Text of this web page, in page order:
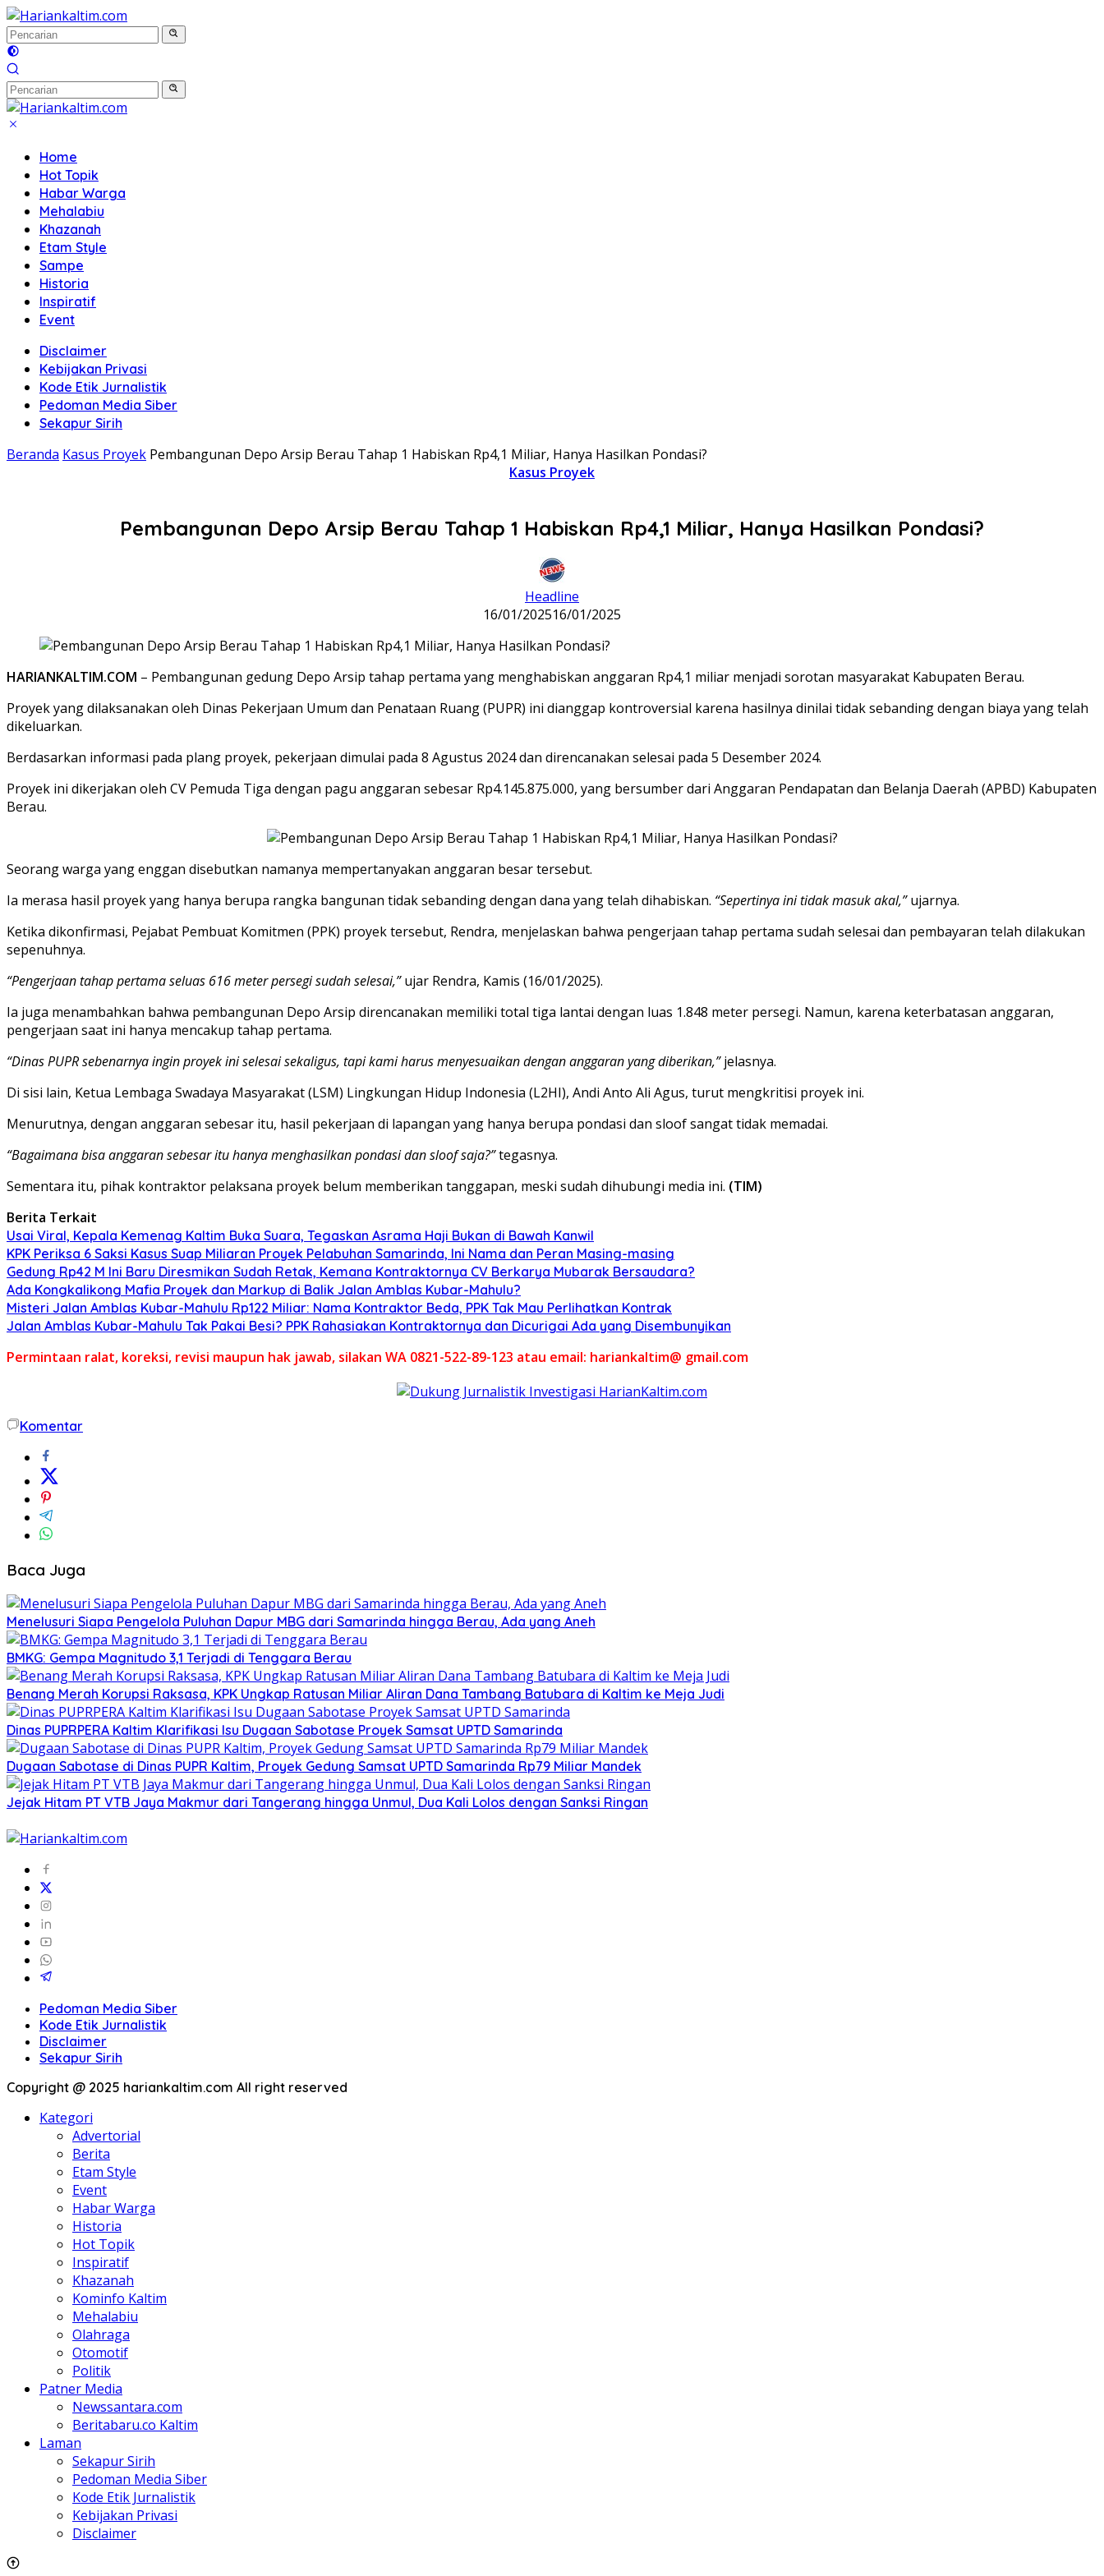
Langsung
ke
konten
Home
Hot Topik
Habar Warga
Mehalabiu
Khazanah
Etam Style
Sampe
Historia
Inspiratif
Event
Disclaimer
Kebijakan Privasi
Kode Etik Jurnalistik
Pedoman Media Siber
Sekapur Sirih
Beranda Kasus Proyek Pembangunan Depo Arsip Berau Tahap 1 Habiskan Rp4,1 Miliar, Hanya Hasilkan Pondasi?
Kasus Proyek
Pembangunan Depo Arsip Berau Tahap 1 Habiskan Rp4,1 Miliar, Hanya Hasilkan Pondasi?
Headline
16/01/202516/01/2025
HARIANKALTIM.COM – Pembangunan gedung Depo Arsip tahap pertama yang menghabiskan anggaran Rp4,1 miliar menjadi sorotan masyarakat Kabupaten Berau.
Proyek yang dilaksanakan oleh Dinas Pekerjaan Umum dan Penataan Ruang (PUPR) ini dianggap kontroversial karena hasilnya dinilai tidak sebanding dengan biaya yang telah
dikeluarkan.
Berdasarkan informasi pada plang proyek, pekerjaan dimulai pada 8 Agustus 2024 dan direncanakan selesai pada 5 Desember 2024.
Proyek ini dikerjakan oleh CV Pemuda Tiga dengan pagu anggaran sebesar Rp4.145.875.000, yang bersumber dari Anggaran Pendapatan dan Belanja Daerah (APBD) Kabupaten
Berau.
Seorang warga yang enggan disebutkan namanya mempertanyakan anggaran besar tersebut.
Ia merasa hasil proyek yang hanya berupa rangka bangunan tidak sebanding dengan dana yang telah dihabiskan. “Sepertinya ini tidak masuk akal,”ujarnya.
Ketika dikonfirmasi, Pejabat Pembuat Komitmen (PPK) proyek tersebut, Rendra, menjelaskan bahwa pengerjaan tahap pertama sudah selesai dan pembayaran telah dilakukan
sepenuhnya.
“Pengerjaan tahap pertama seluas 616 meter persegi sudah selesai,”ujar Rendra, Kamis (16/01/2025).
Ia juga menambahkan bahwa pembangunan Depo Arsip direncanakan memiliki total tiga lantai dengan luas 1.848 meter persegi. Namun, karena keterbatasan anggaran,
pengerjaan saat ini hanya mencakup tahap pertama.
“Dinas PUPR sebenarnya ingin proyek ini selesai sekaligus, tapi kami harus menyesuaikan dengan anggaran yang diberikan,”jelasnya.
Di sisi lain, Ketua Lembaga Swadaya Masyarakat (LSM) Lingkungan Hidup Indonesia (L2HI), Andi Anto Ali Agus, turut mengkritisi proyek ini.
Menurutnya, dengan anggaran sebesar itu, hasil pekerjaan di lapangan yang hanya berupa pondasi dan sloof sangat tidak memadai.
“Bagaimana bisa anggaran sebesar itu hanya menghasilkan pondasi dan sloof saja?”tegasnya.
Sementara itu, pihak kontraktor pelaksana proyek belum memberikan tanggapan, meski sudah dihubungi media ini. (TIM)
Berita Terkait
Usai Viral, Kepala Kemenag Kaltim Buka Suara, Tegaskan Asrama Haji Bukan di Bawah Kanwil
KPK Periksa 6 Saksi Kasus Suap Miliaran Proyek Pelabuhan Samarinda, Ini Nama dan Peran Masing-masing
Gedung Rp42 M Ini Baru Diresmikan Sudah Retak, Kemana Kontraktornya CV Berkarya Mubarak Bersaudara?
Ada Kongkalikong Mafia Proyek dan Markup di Balik Jalan Amblas Kubar-Mahulu?
Misteri Jalan Amblas Kubar-Mahulu Rp122 Miliar: Nama Kontraktor Beda, PPK Tak Mau Perlihatkan Kontrak
Jalan Amblas Kubar-Mahulu Tak Pakai Besi? PPK Rahasiakan Kontraktornya dan Dicurigai Ada yang Disembunyikan
Permintaan ralat, koreksi, revisi maupun hak jawab, silakan WA 0821-522-89-123 atau email: hariankaltim@ gmail.com
Komentar
Baca Juga
Menelusuri Siapa Pengelola Puluhan Dapur MBG dari Samarinda hingga Berau, Ada yang Aneh
BMKG: Gempa Magnitudo 3,1 Terjadi di Tenggara Berau
Benang Merah Korupsi Raksasa, KPK Ungkap Ratusan Miliar Aliran Dana Tambang Batubara di Kaltim ke Meja Judi
Dinas PUPRPERA Kaltim Klarifikasi Isu Dugaan Sabotase Proyek Samsat UPTD Samarinda
Dugaan Sabotase di Dinas PUPR Kaltim, Proyek Gedung Samsat UPTD Samarinda Rp79 Miliar Mandek
Jejak Hitam PT VTB Jaya Makmur dari Tangerang hingga Unmul, Dua Kali Lolos dengan Sanksi Ringan
Pedoman Media Siber
Kode Etik Jurnalistik
Disclaimer
Sekapur Sirih
Copyright @ 2025 hariankaltim.com All right reserved
Kategori
Advertorial
Berita
Etam Style
Event
Habar Warga
Historia
Hot Topik
Inspiratif
Khazanah
Kominfo Kaltim
Mehalabiu
Olahraga
Otomotif
Politik
Patner Media
Newssantara.com
Beritabaru.co Kaltim
Laman
Sekapur Sirih
Pedoman Media Siber
Kode Etik Jurnalistik
Kebijakan Privasi
Disclaimer